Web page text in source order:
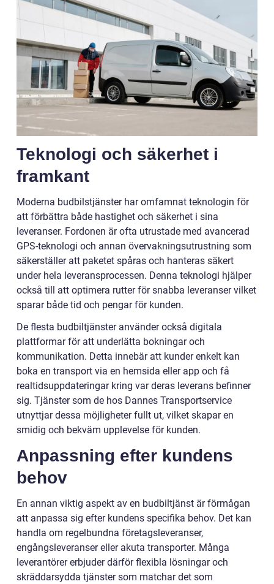
Teknologi och säkerhet i
framkant
Moderna budbilstjänster har omfamnat teknologin för
att förbättra både hastighet och säkerhet i sina
leveranser. Fordonen är ofta utrustade med avancerad
GPS-teknologi och annan övervakningsutrustning som
säkerställer att paketet spåras och hanteras säkert
under hela leveransprocessen. Denna teknologi hjälper
också till att optimera rutter för snabba leveranser vilket
sparar både tid och pengar för kunden.
De flesta budbiltjänster använder också digitala
plattformar för att underlätta bokningar och
kommunikation. Detta innebär att kunder enkelt kan
boka en transport via en hemsida eller app och få
realtidsuppdateringar kring var deras leverans befinner
sig. Tjänster som de hos Dannes Transportservice
utnyttjar dessa möjligheter fullt ut, vilket skapar en
smidig och bekväm upplevelse för kunden.
Anpassning efter kundens
behov
En annan viktig aspekt av en budbiltjänst är förmågan
att anpassa sig efter kundens specifika behov. Det kan
handla om regelbundna företagsleveranser,
engångsleveranser eller akuta transporter. Många
leverantörer erbjuder därför flexibla lösningar och
skräddarsydda tjänster som matchar det som